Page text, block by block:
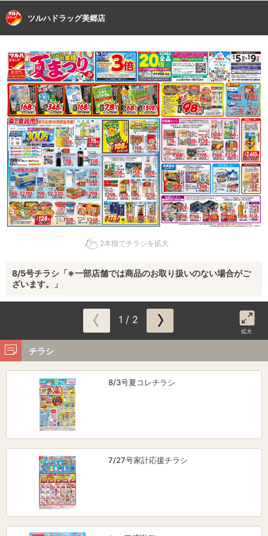
ツルハドラッグ美郷店
2本指でチラシを拡大
8/5号チラシ「※一部店舗では商品のお取り扱いのない場合がご
ざいます。」
1 / 2
拡大
チラシ
8/3号夏コレチラシ
7/27号家計応援チラシ